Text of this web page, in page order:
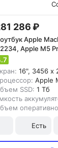
286 ₽
Apple
Apple M5
1 Тб, Mac OS]
16", 3456 x
Apple
SSD: 1 Тб
Есть